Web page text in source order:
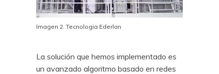
Imagen 2. Tecnologia Ederlan
La solución que hemos implementado es
un avanzado algoritmo basado en redes